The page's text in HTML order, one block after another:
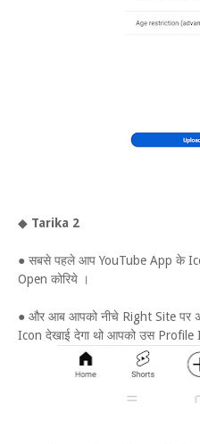
◆ Tarika 2
● सबसे पहले आप YouTube App के
Open कोरिये ।
● और आब आपको नीचे Right Site पर
Icon देखाई देगा थो आपको उस Profile